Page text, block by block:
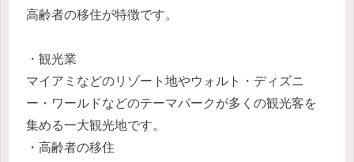
高齢者の移住が特徴です。
・観光業
マイアミなどのリゾート地やウォルト・ディズニ
ー・ワールドなどのテーマパークが多くの観光客を
集める一大観光地です。
・高齢者の移住